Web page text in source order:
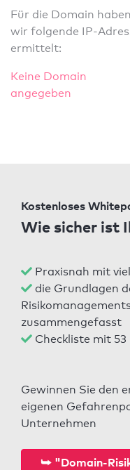
Für die Domain haben
wir folgende IP-
ermittelt:
Keine Domain
angegeben
Kostenloses
Wie sicher ist
Praxisnah mit
die Grundlagen
zusammengefasst
Checkliste mit 53
Gewinnen Sie den
eigenen
Unternehmen
⮩ "Domain-